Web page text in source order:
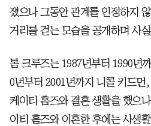
졌으나 그동안 관계를 인정하지
거리를 걷는 모습을 공개하며 사
톰 크루즈는 1987년부터 1990년
0년부터 2001년까지 니콜 키드먼
케이티 홈즈와 결혼 생활을 했으
이티 홈즈와 이혼한 후에는 사생